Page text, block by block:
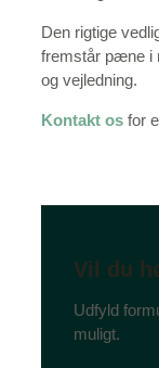
Den rigtige
fremstår pæne i
og vejledning.
Kontakt os for
Vil du
Udfyld
muligt.